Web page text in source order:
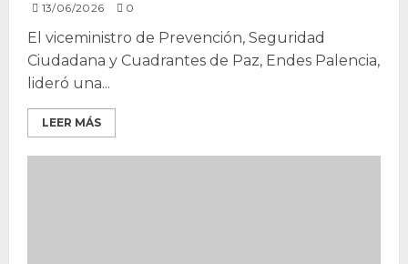
13/06/2026 0
El viceministro de Prevención, Seguridad
Ciudadana y Cuadrantes de Paz, Endes Palencia,
lideró una...
LEER MÁS